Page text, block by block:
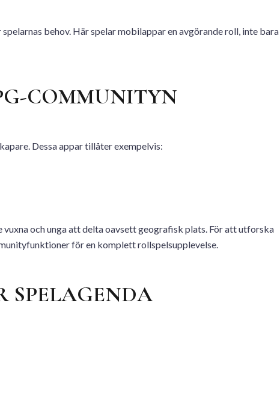
behov. Här spelar mobilappar en avgörande roll, inte bara
COMMUNITYN
Dessa appar tillåter exempelvis:
och unga att delta oavsett geografisk plats. För att utforska
för en komplett rollspelsupplevelse.
SPELAGENDA